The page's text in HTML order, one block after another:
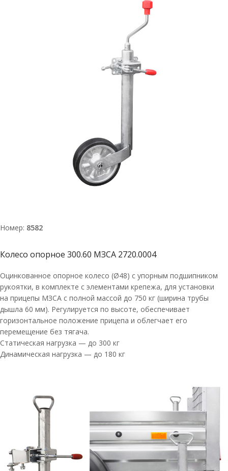
Номер: 8582
Колесо опорное 300.60 МЗСА 2720.0004
Оцинкованное опорное колесо (Ø48) с упорным подшипником
рукоятки, в комплекте с элементами крепежа, для установки
на прицепы МЗСА с полной массой до 750 кг (ширина трубы
дышла 60 мм). Регулируется по высоте, обеспечивает
горизонтальное положение прицепа и облегчает его
перемещение без тягача.
Статическая нагрузка — до 300 кг
Динамическая нагрузка — до 180 кг